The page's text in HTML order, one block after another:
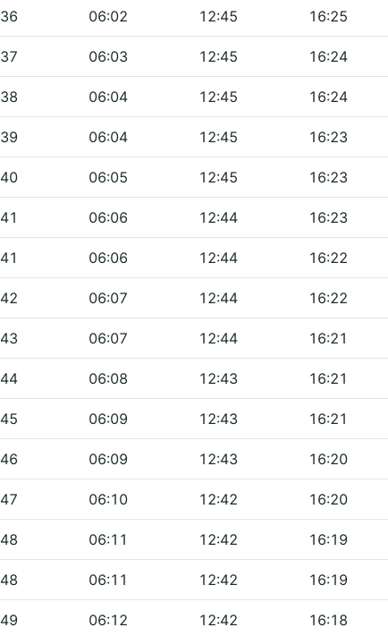
06:02 12:45 16:25
06:03 12:45 16:24
06:04 12:45 16:24
06:04 12:45 16:23
06:05 12:45 16:23
06:06 12:44 16:23
06:06 12:44 16:22
06:07 12:44 16:22
06:07 12:44 16:21
06:08 12:43 16:21
06:09 12:43 16:21
06:09 12:43 16:20
06:10 12:42 16:20
06:11 12:42 16:19
06:11 12:42 16:19
06:12 12:42 16:18